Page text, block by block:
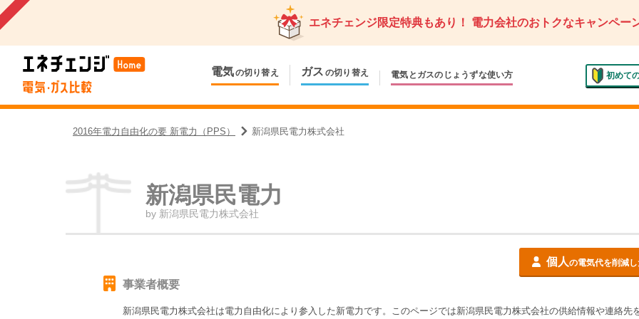
エネチェンジ限定特典もあり！ 電力会社のおトクなキャンペー
電気の切り替え ガス の切り替え 電気とガスの じょうずな使い方 初めて
2016年電力自由化の要 新電力（PPS） 新潟県民電力株式会社
新潟県民電力
by 新潟県民電力株式会社
個人の電気代を削減
事業者概要
新潟県民電力株式会社は電力自由化により参入した新電力です。このページでは新潟県民電力株式会社の供給情報や連絡先